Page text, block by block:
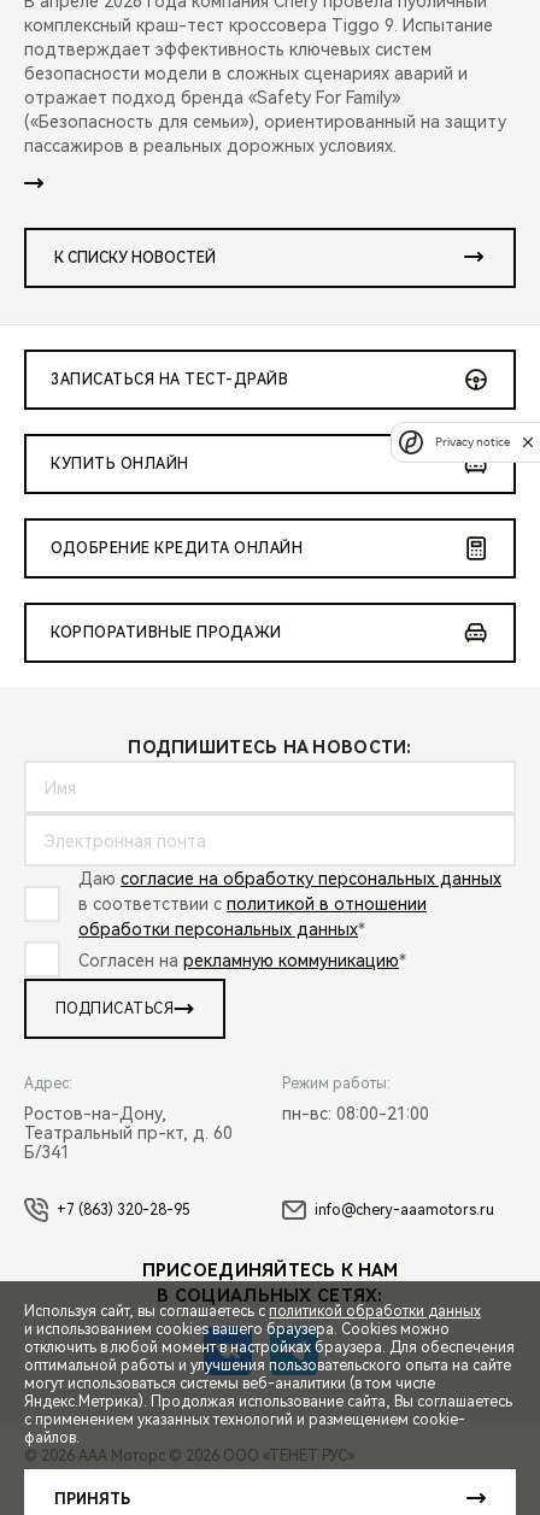
СПЕЦПРЕДЛОЖЕНИЯ
ЗАПИСЬ НА ТЕСТ-ДРАЙВ
комплексный краш-тест кроссовера Tiggo 9. Испытание
подтверждает эффективность ключевых систем
безопасности модели в сложных сценариях аварий и
отражает подход бренда «Safety For Family»
(«Безопасность для семьи»), ориентированный на защиту
пассажиров в реальных дорожных условиях.
К СПИСКУ НОВОСТЕЙ
ЗАПИСАТЬСЯ НА ТЕСТ-ДРАЙВ
КУПИТЬ ОНЛАЙН
ОДОБРЕНИЕ КРЕДИТА ОНЛАЙН
КОРПОРАТИВНЫЕ ПРОДАЖИ
ПОДПИШИТЕСЬ НА НОВОСТИ:
Даю согласие на обработку персональных данных
в соответствии с политикой в отношении
обработки персональных данных*
Согласен на рекламную коммуникацию*
ПОДПИСАТЬСЯ
Адрес:
Ростов-на-Дону,
Театральный пр-кт, д. 60
Б/341
Режим работы:
пн-вс: 08:00-21:00
+7 (863) 320-28-95 info@chery-aaamotors.ru
ПРИСОЕДИНЯЙТЕСЬ К НАМ
В СОЦИАЛЬНЫХ СЕТЯХ:
© 2026 ААА Моторс © 2026 ООО «ТЕНЕТ РУС»
Сделано в ПЕРКС
Используя сайт, вы соглашаетесь с политикой обработки данных
и использованием cookies вашего браузера. Cookies можно
отключить в любой момент в настройках браузера. Для обеспечения
оптимальной работы и улучшения пользовательского опыта на сайте
могут использоваться системы веб-аналитики (в том числе
Яндекс.Метрика). Продолжая использование сайта, Вы соглашаетесь
с применением указанных технологий и размещением cookie-
файлов.
ПРИНЯТЬ
Privacy notice